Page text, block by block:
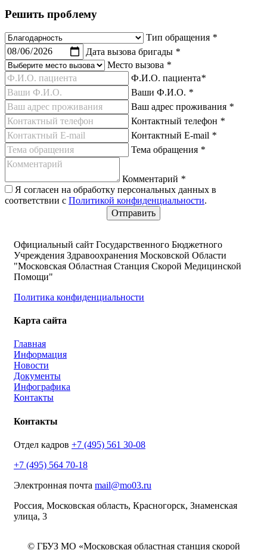
Решить проблему
Тип обращения *
Дата вызова бригады *
Место вызова *
Ф.И.О. пациента*
Ваши Ф.И.О. *
Ваш адрес проживания *
Контактный телефон *
Контактный E-mail *
Тема обращения *
Комментарий *
Я согласен на обработку персональных данных в
соответствии с Политикой конфиденциальности.
Официальный сайт Государственного Бюджетного
Учреждения Здравоохранения Московской Области
"Московская Областная Станция Скорой Медицинской
Помощи"
Политика конфиденциальности
Карта сайта
Главная
Информация
Новости
Документы
Инфографика
Контакты
Контакты
Отдел кадров +7 (495) 561 30-08
+7 (495) 564 70-18
Электронная почта mail@mo03.ru
Россия, Московская область, Красногорск, Знаменская
улица, 3
© ГБУЗ МО «Московская областная станция скорой